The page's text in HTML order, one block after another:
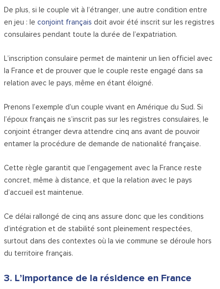
De plus, si le couple vit à l’étranger, une autre condition entre
en jeu : le conjoint français doit avoir été inscrit sur les registres
consulaires pendant toute la durée de l’expatriation.
L’inscription consulaire permet de maintenir un lien officiel avec
la France et de prouver que le couple reste engagé dans sa
relation avec le pays, même en étant éloigné.
Prenons l’exemple d’un couple vivant en Amérique du Sud. Si
l’époux français ne s’inscrit pas sur les registres consulaires, le
conjoint étranger devra attendre cinq ans avant de pouvoir
entamer la procédure de demande de nationalité française.
Cette règle garantit que l’engagement avec la France reste
concret, même à distance, et que la relation avec le pays
d’accueil est maintenue.
Ce délai rallongé de cinq ans assure donc que les conditions
d’intégration et de stabilité sont pleinement respectées,
surtout dans des contextes où la vie commune se déroule hors
du territoire français.
3. L’importance de la résidence en France